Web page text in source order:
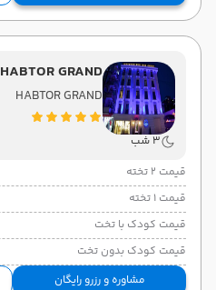
HABTOR GRAND
HABTOR GRAND
3 شب
قیمت 2 تخته
قیمت 1 تخته
قیمت کودک با تخت
قیمت کودک بدون تخت
مشاوره و رزرو رایگان